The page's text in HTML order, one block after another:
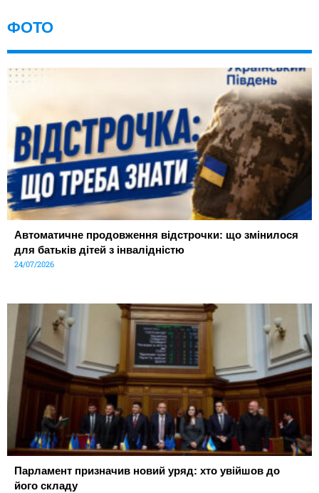
ФОТО
Автоматичне продовження відстрочки: що змінилося
для батьків дітей з інвалідністю
24/07/2026
Парламент призначив новий уряд: хто увійшов до
його складу